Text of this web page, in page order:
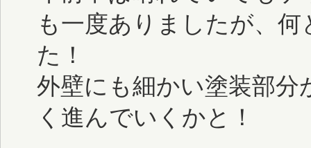
も一度ありましたが、
た！
外壁にも細かい塗装部
く進んでいくかと！